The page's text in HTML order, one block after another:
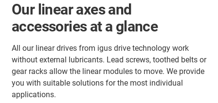
Our linear axes and
accessories at a glance
All our linear drives from igus drive technology work
without external lubricants. Lead screws, toothed belts or
gear racks allow the linear modules to move. We provide
you with suitable solutions for the most individual
applications.